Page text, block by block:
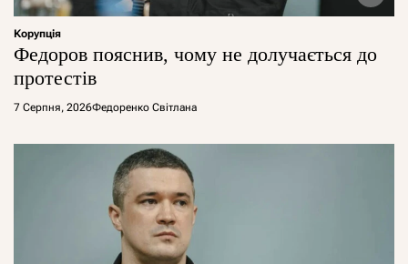
Корупція
Федоров пояснив, чому не долучається до
протестів
7 Серпня, 2026Федоренко Світлана